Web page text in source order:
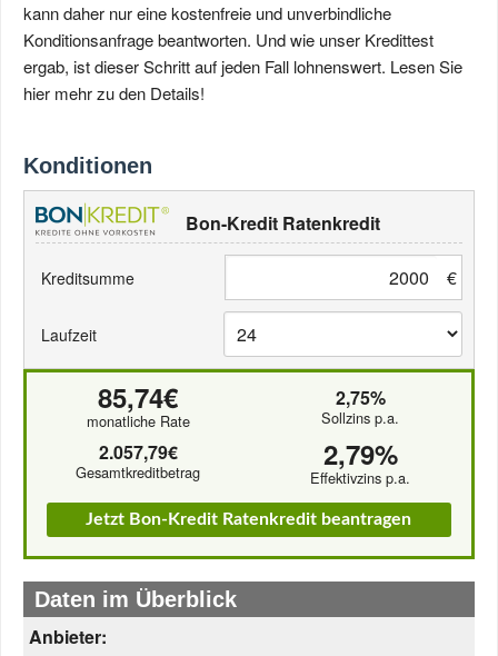
kann daher nur eine kostenfreie und unverbindliche
Konditionsanfrage beantworten. Und wie unser Kredittest
ergab, ist dieser Schritt auf jeden Fall lohnenswert. Lesen Sie
hier mehr zu den Details!
Konditionen
Bon-Kredit Ratenkredit
Kreditsumme €
Laufzeit
85,74€
monatliche Rate
2,75%
Sollzins p.a.
2,79%
Effektivzins p.a.
2.057,79€
Gesamtkreditbetrag
Jetzt Bon-Kredit Ratenkredit beantragen
Daten im Überblick
Anbieter: